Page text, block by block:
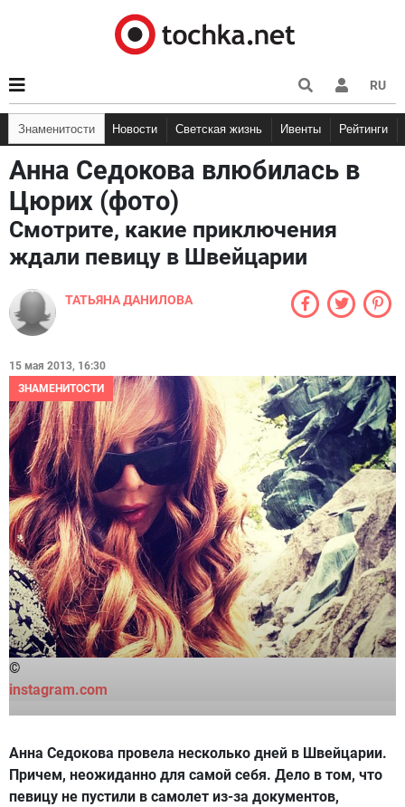
RU
Знаменитости Новости Светская жизнь Ивенты Рейтинги
Анна Седокова влюбилась в
Цюрих (фото)
Смотрите, какие приключения
ждали певицу в Швейцарии
ТАТЬЯНА ДАНИЛОВА
15 мая 2013, 16:30
ЗНАМЕНИТОСТИ
©
instagram.com
Анна Седокова провела несколько дней в Швейцарии.
Причем, неожиданно для самой себя. Дело в том, что
певицу не пустили в самолет из-за документов,